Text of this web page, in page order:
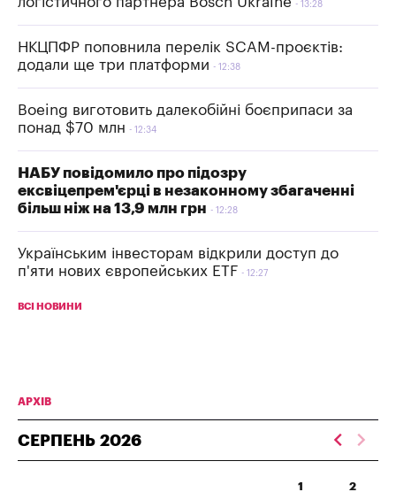
13:28
НКЦПФР поповнила перелік SCAM-проєктів:
додали ще три платформи
12:38
Boeing виготовить далекобійні боєприпаси за
понад $70 млн
12:34
НАБУ повідомило про підозру
ексвіцепрем'єрці в незаконному збагаченні
більш ніж на 13,9 млн грн
12:28
Українським інвесторам відкрили доступ до
п'яти нових європейських ETF
12:27
ВСІ НОВИНИ
АРХІВ
СЕРПЕНЬ 2026
1 2